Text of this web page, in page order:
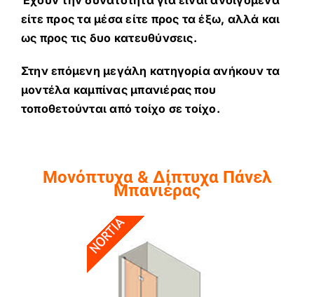
είτε προς τα μέσα είτε προς τα έξω, αλλά και
ως προς τις δυο κατευθύνσεις.
Στην επόμενη μεγάλη κατηγορία ανήκουν τα
μοντέλα καμπίνας μπανιέρας που
τοποθετούνται από τοίχο σε τοίχο.
Μονόπτυχα & Δίπτυχα Πάνελ
Μπανιέρας